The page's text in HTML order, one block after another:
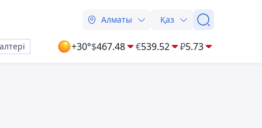
Алматы Қаз
+30°$467.48 €539.52 ₽5.73